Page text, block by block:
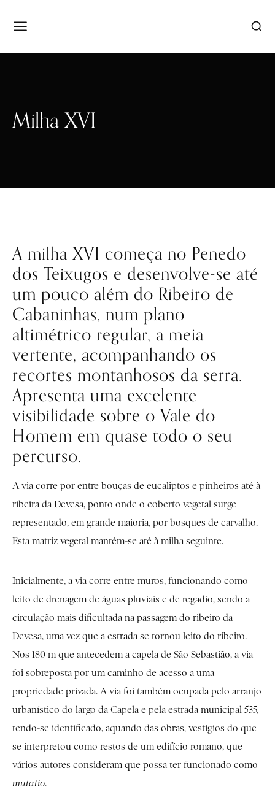
Milha XVI
A milha XVI começa no Penedo
dos Teixugos e desenvolve-se até
um pouco além do Ribeiro de
Cabaninhas, num plano
altimétrico regular, a meia
vertente, acompanhando os
recortes montanhosos da serra.
Apresenta uma excelente
visibilidade sobre o Vale do
Homem em quase todo o seu
percurso.
A via corre por entre bouças de eucaliptos e pinheiros até à
ribeira da Devesa, ponto onde o coberto vegetal surge
representado, em grande maioria, por bosques de carvalho.
Esta matriz vegetal mantém-se até à milha seguinte.
Inicialmente, a via corre entre muros, funcionando como
leito de drenagem de águas pluviais e de regadio, sendo a
circulação mais dificultada na passagem do ribeiro da
Devesa, uma vez que a estrada se tornou leito do ribeiro.
Nos 180 m que antecedem a capela de São Sebastião, a via
foi sobreposta por um caminho de acesso a uma
propriedade privada. A via foi também ocupada pelo arranjo
urbanístico do largo da Capela e pela estrada municipal 535,
tendo-se identificado, aquando das obras, vestígios do que
se interpretou como restos de um edifício romano, que
vários autores consideram que possa ter funcionado como
mutatio.